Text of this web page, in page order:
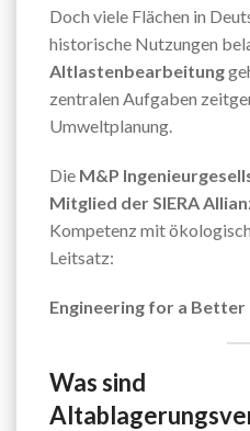
Doch viele Flächen in
historische Nutzungen
Altlastenbearbeitung
zentralen Aufgaben
Umweltplanung.
Die M&P
Mitglied der SIERA
Kompetenz mit
Leitsatz:
Engineering for a
Was sind